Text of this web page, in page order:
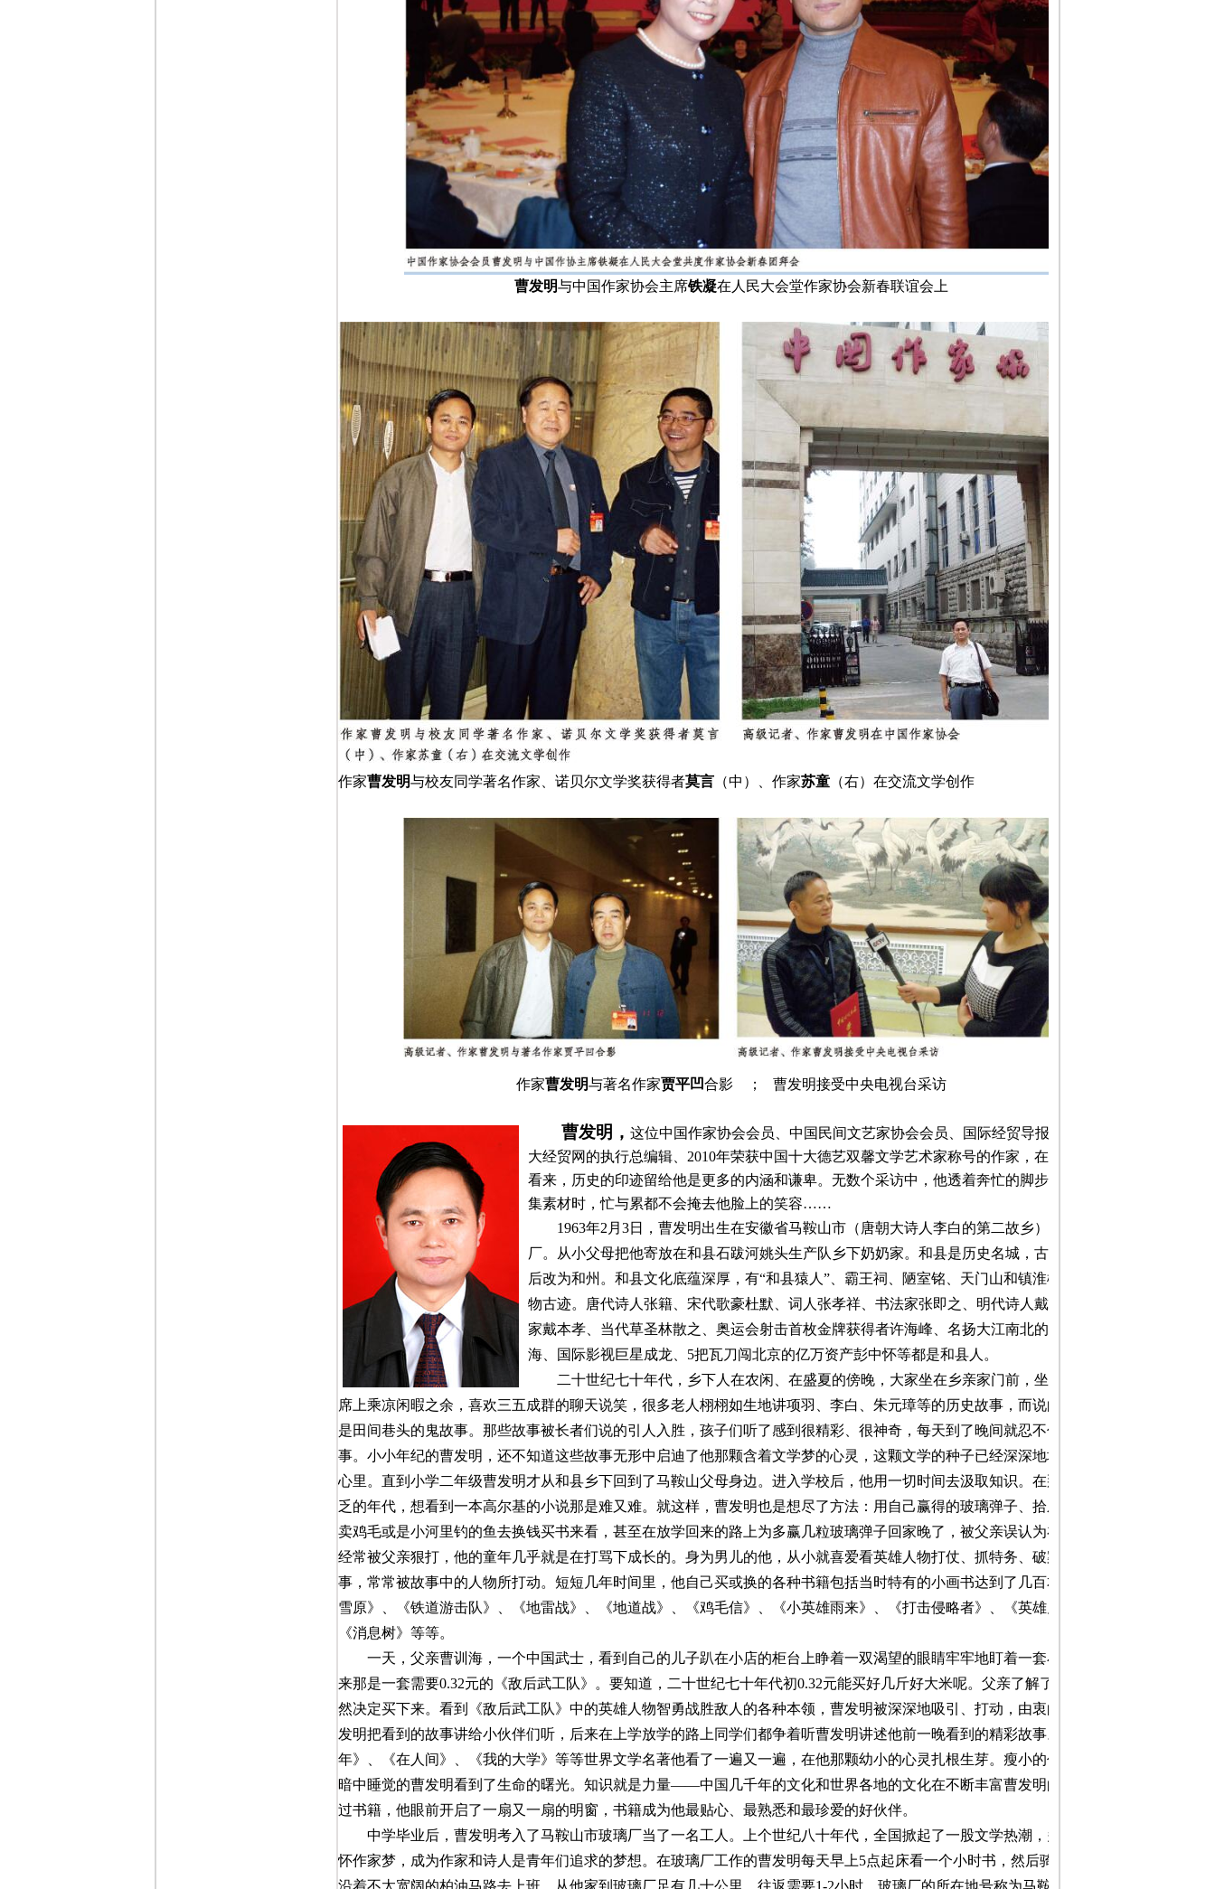
曹发明与中国作家协会主席铁凝在人民大会堂作家协会新春联谊会上
作家曹发明与校友同学著名作家、诺贝尔文学奖获得者莫言 （中）、作家苏童 （右） 在交流文学创作
作家曹发明与著名作家贾平凹合影 ； 曹发明接受中央电视台采访
曹发明，这位中国作家协会会员、中国民间文艺家协会会员、国际经贸导报副主编、
大经贸网的执行总编辑、 2010年荣获中国十大德艺双馨文学艺术家称号的作家，在我这个同事
看来，历史的印迹留给他是更多的内涵和谦卑。无数个采访中，他透着奔忙的脚步，多少次收
集素材时，忙与累都不会掩去他脸上的笑容……
1963年2 月 3日
，曹发明出生在安徽省马鞍山市（唐朝大诗人李白的第二故乡）的自来水
厂。从小父母把他寄放在和县石跋河姚头生产队乡下奶奶家。和县是历史名城，古称为历阳，
后改为和州。和县文化底蕴深厚，有“和县猿人”、霸王祠、陋室铭、天门山和镇淮楼等历史文
物古迹。唐代诗人张籍、宋代歌豪杜默、词人张孝祥、书法家张即之、明代诗人戴重、清代画
家戴本孝、当代草圣林散之、奥运会射击首枚金牌获得者许海峰、名扬大江南北的武士曹训
海、国际影视巨星成龙、 5把瓦刀闯北京的亿万资产彭中怀等都是和县人。
二十世纪七十年代，乡下人在农闲、在盛夏的傍晚，大家坐在乡亲家门前，坐在铺垫的草
席上乘凉闲暇之余，喜欢三五成群的聊天说笑，很多老人栩栩如生地讲项羽、李白、朱元璋等的历史故事，而说的最多的就
是田间巷头的鬼故事。那些故事被长者们说的引人入胜，孩子们听了感到很精彩、很神奇，每天到了晚间就忍不住跑去听故
事。小小年纪的曹发明，还不知道这些故事无形中启迪了他那颗含着文学梦的心灵，这颗文学的种子已经深深地埋在了他的
心里。直到小学二年级曹发明才从和县乡下回到了马鞍山父母身边。进入学校后，他用一切时间去汲取知识。在那个物质贫
乏的年代，想看到一本高尔基的小说那是难又难。就这样，曹发明也是想尽了方法：用自己赢得的玻璃弹子、拾牙膏皮子、
卖鸡毛或是小河里钓的鱼去换钱买书来看，甚至在放学回来的路上为多赢几粒玻璃弹子回家晚了，被父亲误认为在外调皮，
经常被父亲狠打，他的童年几乎就是在打骂下成长的。身为男儿的他，从小就喜爱看英雄人物打仗、抓特务、破案的小说故
事，常常被故事中的人物所打动。短短几年时间里，他自己买或换的各种书籍包括当时特有的小画书达到了几百本，《林海
雪原》、《铁道游击队》、《地雷战》、《地道战》、《鸡毛信》、《小英雄雨来》、《打击侵略者》、《英雄儿女》、
《消息树》等等。
一天，父亲曹训海，一个中国武士，看到自己的儿子趴在小店的柜台上睁着一双渴望的眼睛牢牢地盯着一套小画书，原
来那是一套需要0.32元的《敌后武工队》。要知道，二十世纪七十年代初0.32元能买好几斤好大米呢。父亲了解了儿子，毅
然决定买下来。看到《敌后武工队》中的英雄人物智勇战胜敌人的各种本领，曹发明被深深地吸引、打动，由衷的敬佩。曹
发明把看到的故事讲给小伙伴们听，后来在上学放学的路上同学们都争着听曹发明讲述他前一晚看到的精彩故事。《童
年》、《在人间》、《我的大学》等等世界文学名著他看了一遍又一遍，在他那颗幼小的心灵扎根生芽。瘦小的仿佛躲在黑
暗中睡觉的曹发明看到了生命的曙光。知识就是力量——中国几千年的文化和世界各地的文化在不断丰富曹发明的人生。透
过书籍，他眼前开启了一扇又一扇的明窗，书籍成为他最贴心、最熟悉和最珍爱的好伙伴。
中学毕业后，曹发明考入了马鞍山市玻璃厂当了一名工人。上个世纪八十年代，全国掀起了一股文学热潮，多少青年满
怀作家梦，成为作家和诗人是青年们追求的梦想。在玻璃厂工作的曹发明每天早上5点起床看一个小时书，然后骑着自行车
沿着不太宽阔的柏油马路去上班。从他家到玻璃厂足有几十公里，往返需要1-2小时。玻璃厂的所在地号称为马鞍山的北大